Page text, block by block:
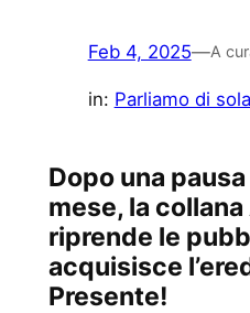
Feb 4, 2025—A
in: Parliamo di
Dopo una
mese, la
riprende le
acquisisce
Presente!